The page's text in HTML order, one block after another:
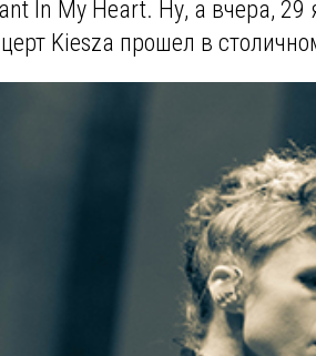
In My Heart. Ну, а вчера,
Kiesza прошел в